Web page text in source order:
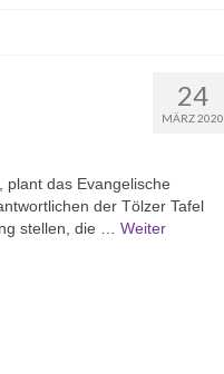
24
MÄRZ 2020
das Evangelische
der Tölzer Tafel
stellen, die …Weiter